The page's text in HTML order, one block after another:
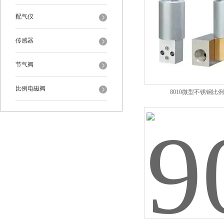
配气仪
传感器
节气阀
比例电磁阀 8010微型不锈钢比